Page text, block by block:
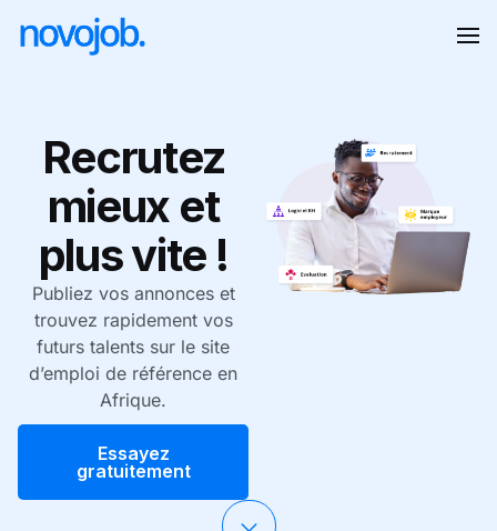
Recrutez
mieux et
plus vite !
Publiez vos annonces et
trouvez rapidement vos
futurs talents sur le site
d’emploi de référence en
Afrique.
Essayez
gratuitement